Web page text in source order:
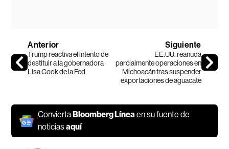
Anterior
Trump reactiva el intento de
destituir a la gobernadora
Lisa Cook de la Fed
Siguiente
EE.UU. reanuda
parcialmente operaciones en
Michoacán tras suspender
exportaciones de aguacate
Convierta Bloomberg Líneaen su fuente de
noticiasaquí